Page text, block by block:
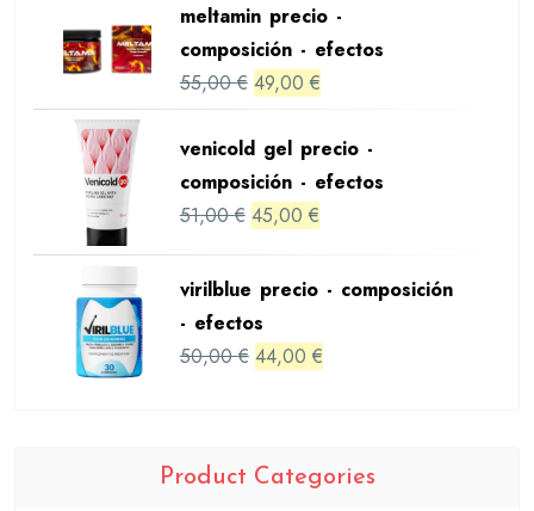
was:
48,00 €.
is:
42,00 €.
meltamin precio -
composición - efectos
55,00€ Original
was:
55,00 €.
49,00 €Current
is:
49,00 €.
venicold gel precio -
composición - efectos
51,00€ Original
was:
51,00 €.
45,00 €Current
virilblue precio - composición
- efectos
50,00€ Original
44,00 €Current
Product Categories